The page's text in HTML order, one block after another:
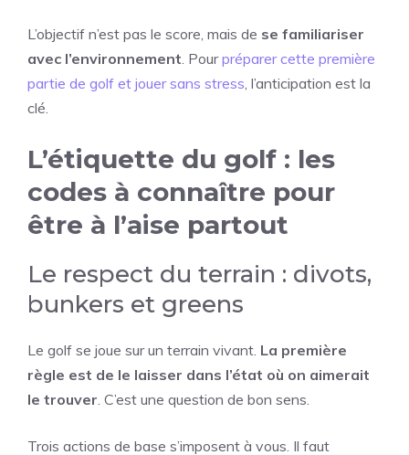
L’objectif n’est pas le score, mais de se familiariser
avec l’environnement . Pourpréparer cette première
partie de golf et jouer sans stress , l’anticipation est la
clé.
L’étiquette du golf : les
codes à connaître pour
être à l’aise partout
Le respect du terrain : divots,
bunkers et greens
Le golf se joue sur un terrain vivant. La première
règle est de le laisser dans l’état où on aimerait
le trouver . C’est une question de bon sens.
Trois actions de base s’imposent à vous. Il faut